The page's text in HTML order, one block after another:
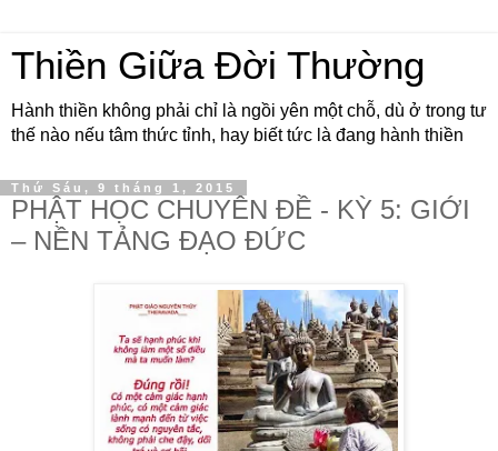
Thiền Giữa Đời Thường
Hành thiền không phải chỉ là ngồi yên một chỗ, dù ở trong tư
thế nào nếu tâm thức tỉnh, hay biết tức là đang hành thiền
Thứ Sáu, 9 tháng 1, 2015
PHẬT HỌC CHUYÊN ĐỀ - KỲ 5: GIỚI
– NỀN TẢNG ĐẠO ĐỨC